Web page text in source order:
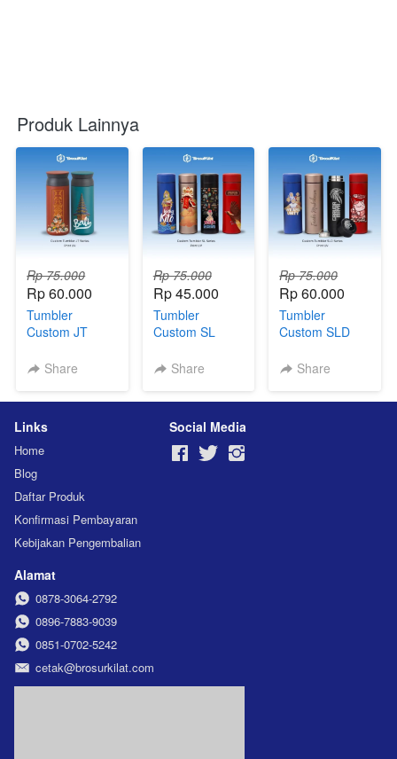
Produk Lainnya
Rp 75.000
Rp 60.000
Tumbler
Custom JT
Share
Rp 75.000
Rp 45.000
Tumbler
Custom SL
UV Share
Rp 75.000
Rp 60.000
Tumbler
Custom SLD
Share
Links
Home
Blog
Daftar Produk
Konfirmasi Pembayaran
Kebijakan Pengembalian
Social Media
Alamat
0878-3064-2792
0896-7883-9039
0851-0702-5242
cetak@brosurkilat.com